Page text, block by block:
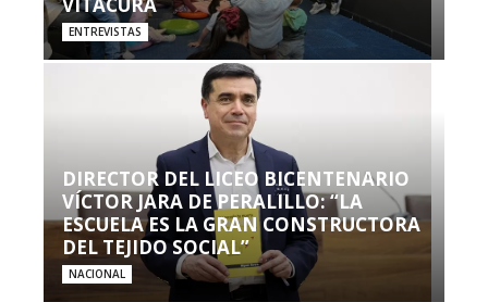
ENTREVISTAS
DIRECTOR DEL LICEO BICENTENARIO
VÍCTOR JARA DE PERALILLO: “LA
ESCUELA ES LA GRAN CONSTRUCTORA
DEL TEJIDO SOCIAL”
NACIONAL